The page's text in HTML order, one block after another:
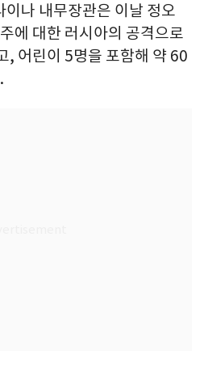
나 내무장관은 이날 정오
에 대한 러시아의 공격으로
, 어린이 5명을 포함해 약 60